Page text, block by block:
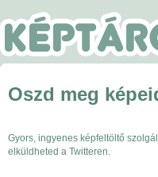
Oszd meg
Gyors, ingyenes képfeltöltő
elküldheted a Twitteren.